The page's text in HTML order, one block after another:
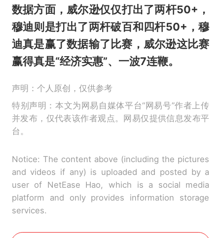
数据方面，威尔逊仅仅打出了两杆50+，
穆迪则是打出了两杆破百和四杆50+，穆
迪真是赢了数据输了比赛，威尔逊这比赛
赢得真是“经济实惠”、一波7连鞭。
声明：个人原创，仅供参考
特别声明：本文为网易自媒体平台“网易号”作者上传
并发布，仅代表该作者观点。网易仅提供信息发布平
台。
Notice: The content above (including the pictures
and videos if any) is uploaded and posted by a
user of NetEase Hao, which is a social media
platform and only provides information storage
services.